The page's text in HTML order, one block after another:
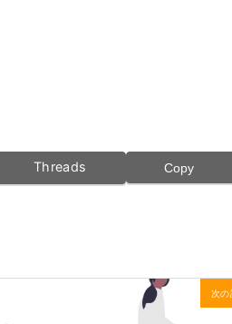
Threads Copy
次の